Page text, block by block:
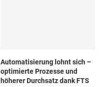
Automatisierung lohnt sich –
optimierte Prozesse und
höherer Durchsatz dank FTS